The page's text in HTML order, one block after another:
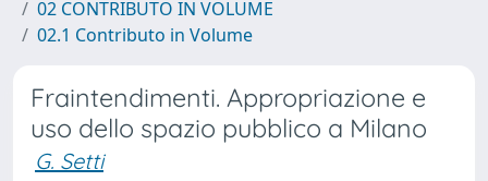
02 CONTRIBUTO IN VOLUME
02.1 Contributo in Volume
Fraintendimenti. Appropriazione e
uso dello spazio pubblico a Milano
G. Setti